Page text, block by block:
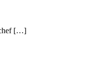
chef […]